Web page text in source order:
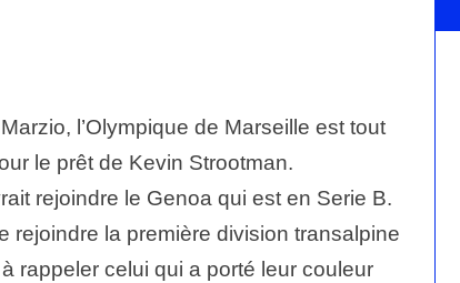
l’Olympique de Marseille est tout
le prêt de Kevin Strootman.
rejoindre le Genoa qui est en Serie B.
rejoindre la première division transalpine
rappeler celui qui a porté leur couleur